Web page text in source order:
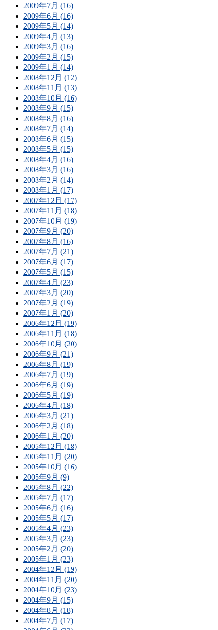
2009年7月 (16)
2009年6月 (16)
2009年5月 (14)
2009年4月 (13)
2009年3月 (16)
2009年2月 (15)
2009年1月 (14)
2008年12月 (12)
2008年11月 (13)
2008年10月 (16)
2008年9月 (15)
2008年8月 (16)
2008年7月 (14)
2008年6月 (15)
2008年5月 (15)
2008年4月 (16)
2008年3月 (16)
2008年2月 (14)
2008年1月 (17)
2007年12月 (17)
2007年11月 (18)
2007年10月 (19)
2007年9月 (20)
2007年8月 (16)
2007年7月 (21)
2007年6月 (17)
2007年5月 (15)
2007年4月 (23)
2007年3月 (20)
2007年2月 (19)
2007年1月 (20)
2006年12月 (19)
2006年11月 (18)
2006年10月 (20)
2006年9月 (21)
2006年8月 (19)
2006年7月 (19)
2006年6月 (19)
2006年5月 (19)
2006年4月 (18)
2006年3月 (21)
2006年2月 (18)
2006年1月 (20)
2005年12月 (18)
2005年11月 (20)
2005年10月 (16)
2005年9月 (9)
2005年8月 (22)
2005年7月 (17)
2005年6月 (16)
2005年5月 (17)
2005年4月 (23)
2005年3月 (23)
2005年2月 (20)
2005年1月 (23)
2004年12月 (19)
2004年11月 (20)
2004年10月 (23)
2004年9月 (15)
2004年8月 (18)
2004年7月 (17)